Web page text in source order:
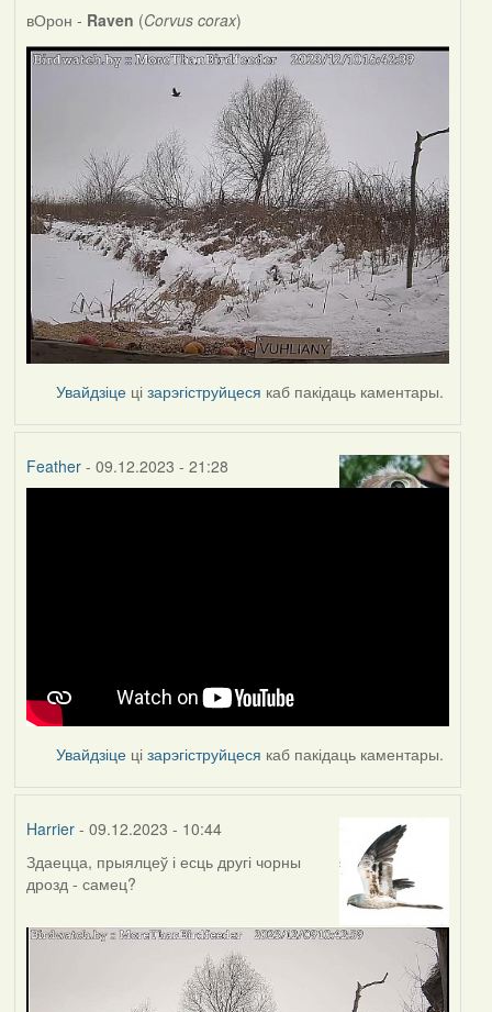
вОрон - Raven (Corvus corax)
Увайдзіце цізарэгіструйцеся каб пакідаць каментары.
Feather- 09.12.2023 - 21:28
Увайдзіце цізарэгіструйцеся каб пакідаць каментары.
Harrier- 09.12.2023 - 10:44
Здаецца, прыялцеў і есць другі чорны
дрозд - самец?